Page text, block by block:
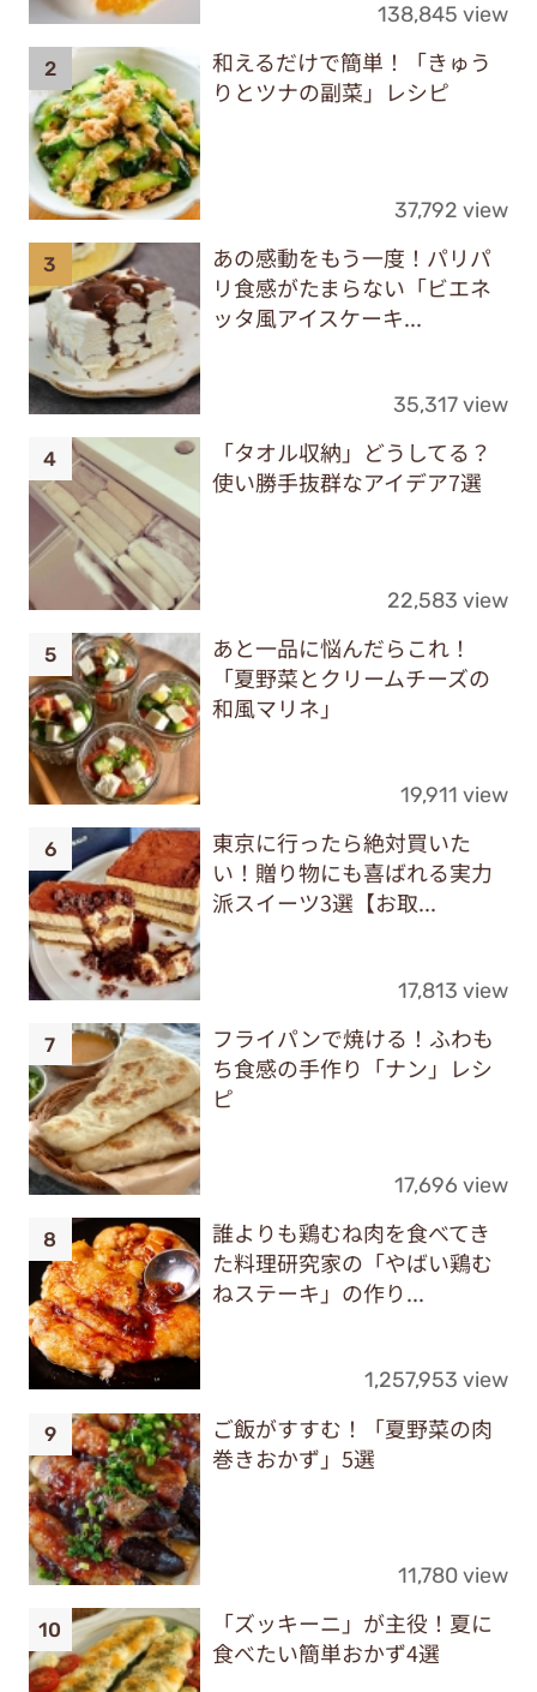
138,845 view
和えるだけで簡単！「きゅう
りとツナの副菜」レシピ
37,792 view
あの感動をもう一度！パリパ
リ食感がたまらない「ビエネ
ッタ風アイスケーキ...
35,317 view
「タオル収納」どうしてる？
使い勝手抜群なアイデア7選
22,583 view
あと一品に悩んだらこれ！
「夏野菜とクリームチーズの
和風マリネ」
19,911 view
東京に行ったら絶対買いた
い！贈り物にも喜ばれる実力
派スイーツ3選【お取...
17,813 view
フライパンで焼ける！ふわも
ち食感の手作り「ナン」レシ
ピ
17,696 view
誰よりも鶏むね肉を食べてき
た料理研究家の「やばい鶏む
ねステーキ」の作り...
1,257,953 view
ご飯がすすむ！「夏野菜の肉
巻きおかず」5選
11,780 view
「ズッキーニ」が主役！夏に
食べたい簡単おかず4選